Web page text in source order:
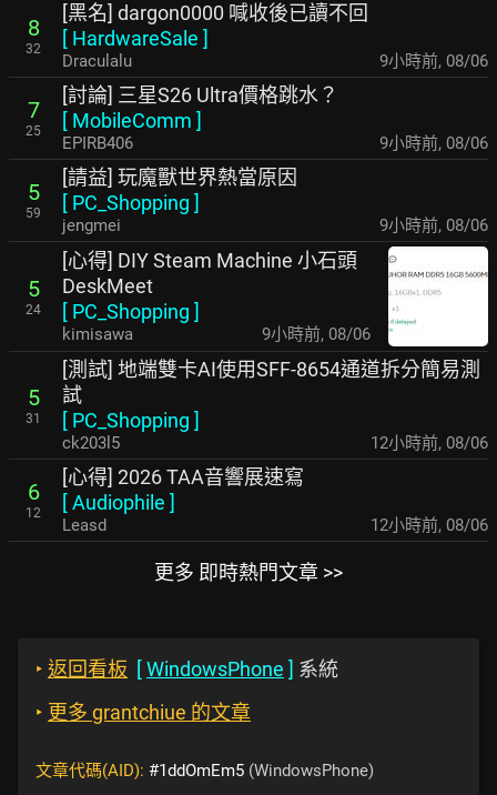
8
32
[黑名] dargon0000 喊收後已讀不回
[ HardwareSale ]
Draculalu 9小時前, 08/06
7
25
[討論] 三星S26 Ultra價格跳水？
[ MobileComm ]
EPIRB406 9小時前, 08/06
5
59
[請益] 玩魔獸世界熱當原因
[ PC_Shopping ]
jengmei 9小時前, 08/06
5
24
[心得] DIY Steam Machine 小石頭
DeskMeet
[ PC_Shopping ]
kimisawa 9小時前, 08/06
5
31
[測試] 地端雙卡AI使用SFF-8654通道拆分簡易測
試
[ PC_Shopping ]
ck203l5 12小時前, 08/06
6
12
[心得] 2026 TAA音響展速寫
[Audiophile ]
Leasd 12小時前, 08/06
更多 即時熱門文章 >>
‣ 返回看板 [WindowsPhone ] 系統
‣ 更多 grantchiue 的文章
文章代碼(AID): #1ddOmEm5 (WindowsPhone)